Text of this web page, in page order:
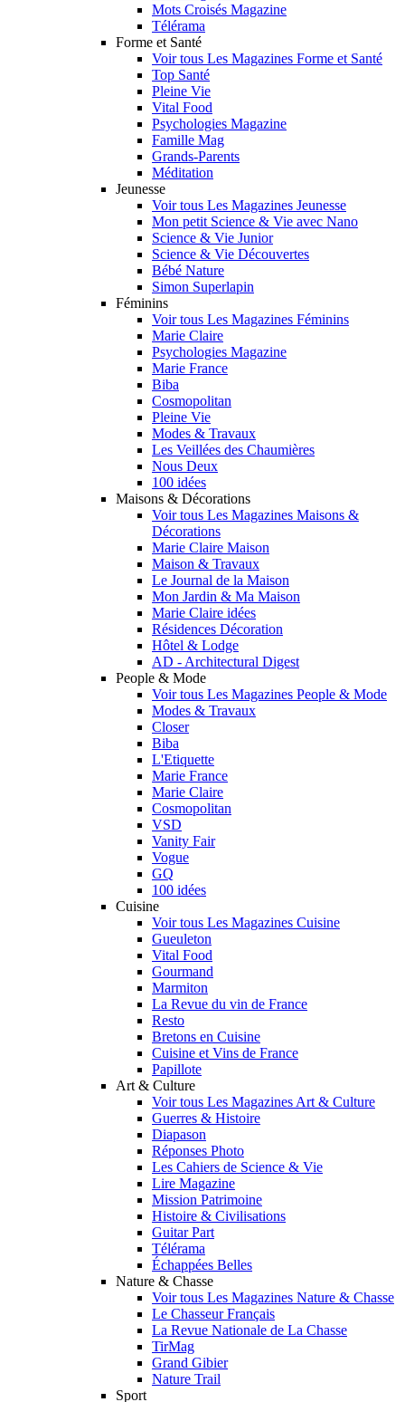
Mots Croisés Magazine
Télérama
Forme et Santé
Voir tous Les Magazines Forme et Santé
Top Santé
Pleine Vie
Vital Food
Psychologies Magazine
Famille Mag
Grands-Parents
Méditation
Jeunesse
Voir tous Les Magazines Jeunesse
Mon petit Science & Vie avec Nano
Science & Vie Junior
Science & Vie Découvertes
Bébé Nature
Simon Superlapin
Féminins
Voir tous Les Magazines Féminins
Marie Claire
Psychologies Magazine
Marie France
Biba
Cosmopolitan
Pleine Vie
Modes & Travaux
Les Veillées des Chaumières
Nous Deux
100 idées
Maisons & Décorations
Voir tous Les Magazines Maisons &
Décorations
Marie Claire Maison
Maison & Travaux
Le Journal de la Maison
Mon Jardin & Ma Maison
Marie Claire idées
Résidences Décoration
Hôtel & Lodge
AD - Architectural Digest
People & Mode
Voir tous Les Magazines People & Mode
Modes & Travaux
Closer
Biba
L'Etiquette
Marie France
Marie Claire
Cosmopolitan
VSD
Vanity Fair
Vogue
GQ
100 idées
Cuisine
Voir tous Les Magazines Cuisine
Gueuleton
Vital Food
Gourmand
Marmiton
La Revue du vin de France
Resto
Bretons en Cuisine
Cuisine et Vins de France
Papillote
Art & Culture
Voir tous Les Magazines Art & Culture
Guerres & Histoire
Diapason
Réponses Photo
Les Cahiers de Science & Vie
Lire Magazine
Mission Patrimoine
Histoire & Civilisations
Guitar Part
Télérama
Échappées Belles
Nature & Chasse
Voir tous Les Magazines Nature & Chasse
Le Chasseur Français
La Revue Nationale de La Chasse
TirMag
Grand Gibier
Nature Trail
Sport